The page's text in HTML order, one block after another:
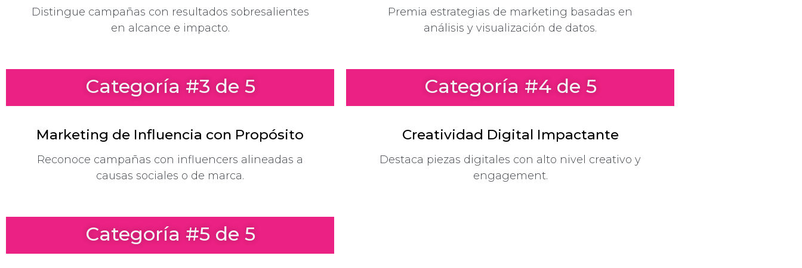
Distingue campañas con resultados sobresalientes
en alcance e impacto.
Premia estrategias de marketing basadas en
análisis y visualización de datos.
Categoría #3 de 5
Marketing de Influencia con Propósito
Reconoce campañas con influencers alineadas a
causas sociales o de marca.
Categoría #4 de 5
Creatividad Digital Impactante
Destaca piezas digitales con alto nivel creativo y
engagement.
Categoría #5 de 5